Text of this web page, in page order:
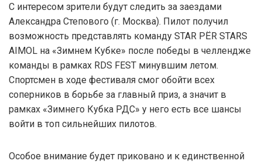
С интересом зрители будут следить за заездами
Александра Степового (г. Москва). Пилот получил
возможность представлять команду STAR PЁR STARS
AIMOL на «Зимнем Кубке» после победы в челлендже
команды в рамках RDS FEST минувшим летом.
Спортсмен в ходе фестиваля смог обойти всех
соперников в борьбе за главный приз, а значит в
рамках «Зимнего Кубка РДС» у него есть все шансы
войти в топ сильнейших пилотов.
Особое внимание будет приковано и к единственной